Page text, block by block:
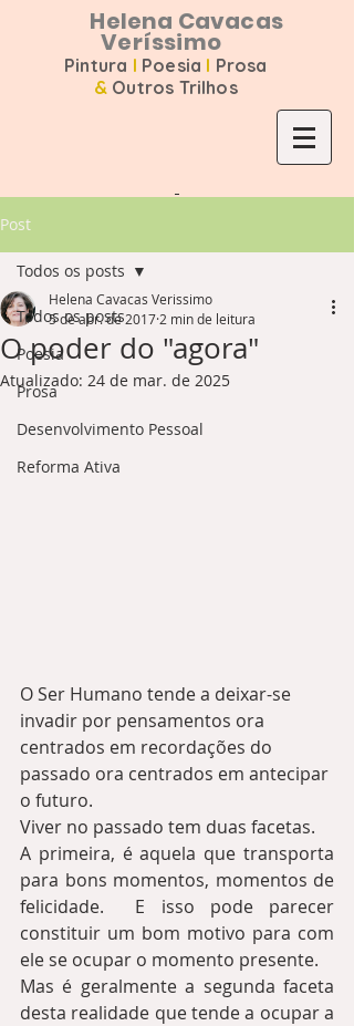
Helena Cavacas
Veríssimo
Pintura I Poesia I Prosa
& Outros Trilhos
Post
Todos os posts
Poesia
Prosa
Desenvolvimento Pessoal
Reforma Ativa
Todos os posts
O poder do "agora"
Helena Cavacas Verissimo
5 de abr. de 2017 2 min de leitura
Atualizado: 24 de mar. de 2025
O Ser Humano tende a deixar-se
invadir por pensamentos ora
centrados em recordações do
passado ora centrados em antecipar
o futuro.
Viver no passado tem duas facetas.
A primeira, é aquela que transporta
para bons momentos, momentos de
felicidade.  E isso pode parecer
constituir um bom motivo para com
ele se ocupar o momento presente.
Mas é geralmente a segunda faceta
desta realidade que tende a ocupar a